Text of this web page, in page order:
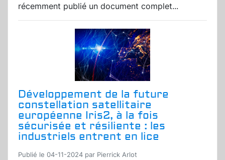
récemment publié un document complet...
Développement de la future
constellation satellitaire
européenne Iris2, à la fois
sécurisée et résiliente : les
industriels entrent en lice
Publié le 04-11-2024 par Pierrick Arlot